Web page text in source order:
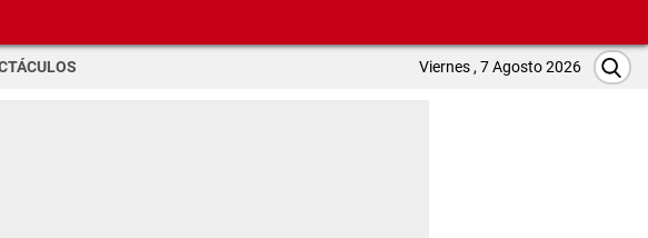
Viernes , 7 Agosto 2026